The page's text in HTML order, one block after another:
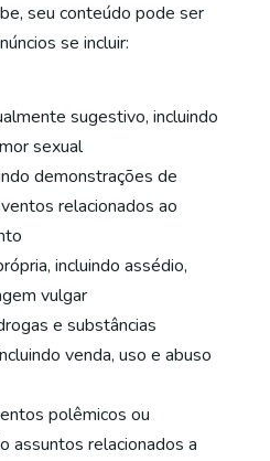
seu conteúdo pode ser
se incluir:
sugestivo, incluindo
sexual
demonstrações de
relacionados ao
incluindo assédio,
vulgar
e substâncias
venda, uso e abuso
polêmicos ou
assuntos relacionados a